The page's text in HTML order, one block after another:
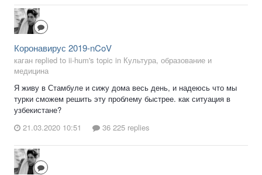
Коронавирус 2019-nCoV
каган replied to ii-hum's topic in Культура, образование и
медицина
Я живу в Стамбуле и сижу дома весь день, и надеюсь что мы
турки сможем решить эту проблему быстрее. как ситуация в
узбекистане?
21.03.2020 10:51
36 225 replies